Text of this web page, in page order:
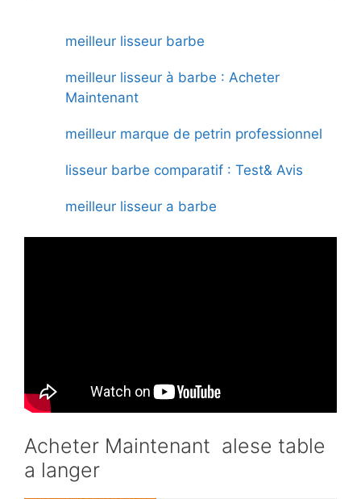
meilleur lisseur barbe
meilleur lisseur à barbe : Acheter
Maintenant
meilleur marque de petrin professionnel
lisseur barbe comparatif : Test& Avis
meilleur lisseur a barbe
Acheter Maintenant alese table
a langer